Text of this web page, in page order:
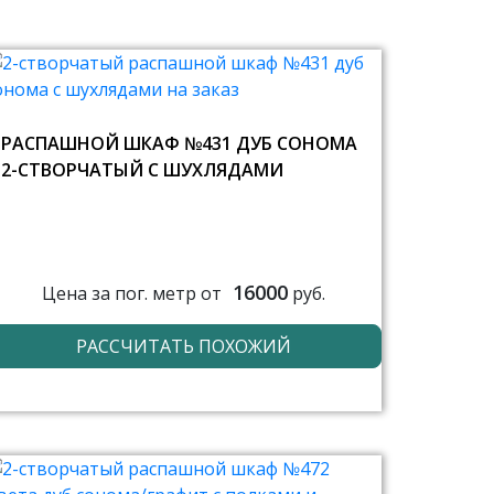
РАСПАШНОЙ ШКАФ №431 ДУБ СОНОМА
2-СТВОРЧАТЫЙ С ШУХЛЯДАМИ
Цена за пог. метр от 16000руб.
РАССЧИТАТЬ ПОХОЖИЙ